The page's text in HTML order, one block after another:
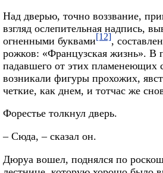
Над дверью, точно воззвание,
взгляд ослепительная надпись,
огненными буквами[12],
рожков: «Французская жизнь». В
падавшего от этих пламенеющих
возникали фигуры прохожих,
четкие, как днем, и тотчас же
Форестье толкнул дверь.
– Сюда, – сказал он.
Дюруа вошел, поднялся по